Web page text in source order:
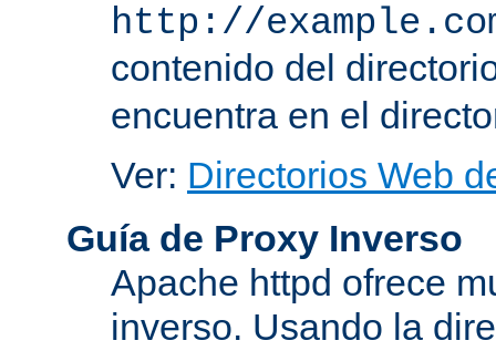
http://
contenido del
encuentra en el
Ver: Directorios Web
Guía de Proxy Inverso
Apache httpd ofrece
inverso. Usando la